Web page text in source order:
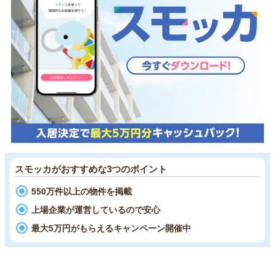
スモッカがおすすめな3つのポイント
550万件以上の物件を掲載
上場企業が運営しているので安心
最大5万円がもらえるキャンペーン開催中